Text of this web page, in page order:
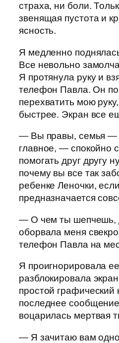
страха, ни боли.
звенящая пустота и
ясность.
Я медленно
Все невольно
Я протянула руку и
телефон Павла. Он
перехватить мою
быстрее. Экран все
— Вы правы, семья —
главное, — спокойно
помогать друг другу
почему вы все так
ребенке Леночки,
предназначается
— О чем ты шепчешь,
оборвала меня
телефон Павла на
Я проигнорировала
разблокировала
простой графический
последнее
воцарилась мертвая
— Я зачитаю вам